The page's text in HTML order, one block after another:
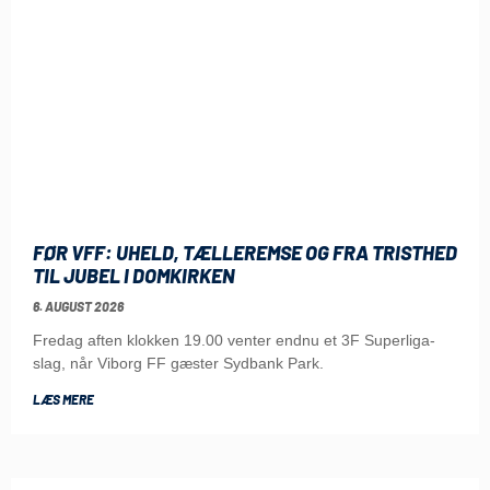
FØR VFF: UHELD, TÆLLEREMSE OG FRA TRISTHED
TIL JUBEL I DOMKIRKEN
6. AUGUST 2026
Fredag aften klokken 19.00 venter endnu et 3F Superliga-
slag, når Viborg FF gæster Sydbank Park.
LÆS MERE